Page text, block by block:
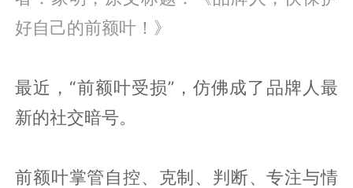
好自己的前额叶！》
最近，“前额叶受损”，仿佛成了品牌人最
新的社交暗号。
前额叶掌管自控、克制、判断、专注与情